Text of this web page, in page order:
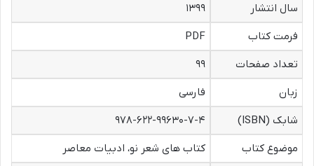
سال انتشار
۱۳۹۹
فرمت کتاب
PDF
تعداد صفحات
۹۹
زبان
فارسی
شابک (ISBN)
۹۷۸-۶۲۲-۹۹۶۳۰-۷-۴
موضوع کتاب
کتاب های شعر نو، ادبیات معاصر